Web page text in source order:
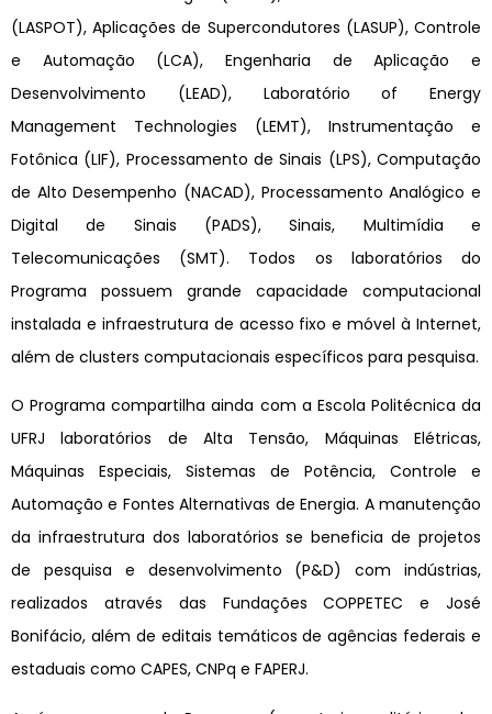
(LASPOT), Aplicações de Supercondutores (LASUP), Controle
e Automação (LCA), Engenharia de Aplicação e
Desenvolvimento (LEAD), Laboratório of Energy
Management Technologies (LEMT), Instrumentação e
Fotônica (LIF), Processamento de Sinais (LPS), Computação
de Alto Desempenho (NACAD), Processamento Analógico e
Digital de Sinais (PADS), Sinais, Multimídia e
Telecomunicações (SMT). Todos os laboratórios do
Programa possuem grande capacidade computacional
instalada e infraestrutura de acesso fixo e móvel à Internet,
além de clusters computacionais específicos para pesquisa.
O Programa compartilha ainda com a Escola Politécnica da
UFRJ laboratórios de Alta Tensão, Máquinas Elétricas,
Máquinas Especiais, Sistemas de Potência, Controle e
Automação e Fontes Alternativas de Energia. A manutenção
da infraestrutura dos laboratórios se beneficia de projetos
de pesquisa e desenvolvimento (P&D) com indústrias,
realizados através das Fundações COPPETEC e José
Bonifácio, além de editais temáticos de agências federais e
estaduais como CAPES, CNPq e FAPERJ.